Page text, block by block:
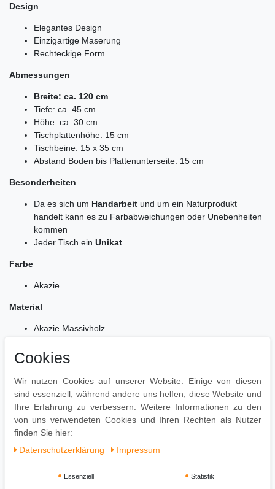
Design
Elegantes Design
Einzigartige Maserung
Rechteckige Form
Abmessungen
Breite: ca. 120 cm
Tiefe: ca. 45 cm
Höhe: ca. 30 cm
Tischplattenhöhe: 15 cm
Tischbeine: 15 x 35 cm
Abstand Boden bis Plattenunterseite: 15 cm
Besonderheiten
Da es sich um Handarbeit und um ein Naturprodukt
handelt kann es zu Farbabweichungen oder Unebenheiten
kommen
Jeder Tisch ein Unikat
Farbe
Akazie
Material
Akazie Massivholz
Lieferung ohne Dekoration
Montage
Cookies
Wir nutzen Cookies auf unserer Website. Einige von diesen
sind essenziell, während andere uns helfen, diese Website und
Ihre Erfahrung zu verbessern. Weitere Informationen zu den
von uns verwendeten Cookies und Ihren Rechten als Nutzer
finden Sie hier:
Daten­schutz­erklärung
Impressum
Essenziell Statistik